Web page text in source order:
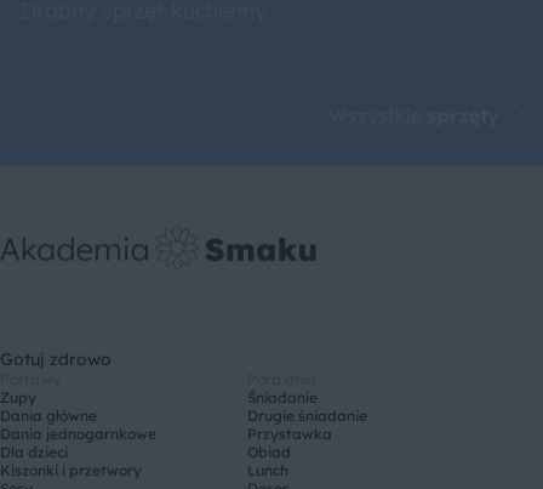
Gotuj zdrowo
Zupy
Dania główne
Dania jednogarnkowe
Dla dzieci
Kiszonki i przetwory
Śniadanie
Drugie śniadanie
Przystawka
Obiad
Lunch